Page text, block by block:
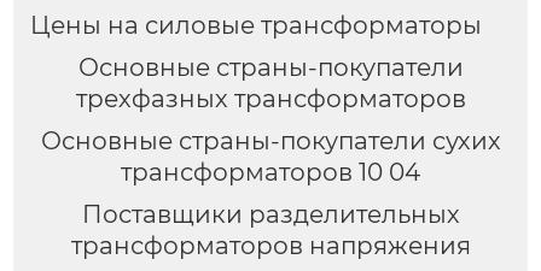
Цены на силовые трансформаторы
Основные страны-покупатели
трехфазных трансформаторов
Основные страны-покупатели сухих
трансформаторов 10 04
Поставщики разделительных
трансформаторов напряжения